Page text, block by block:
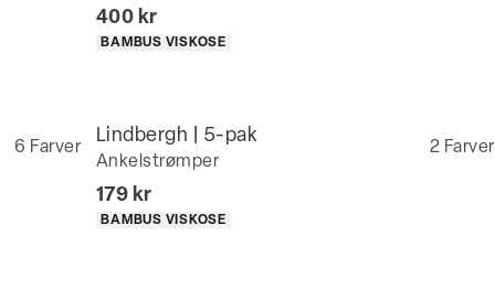
I alt (inkl. rabat)
400 kr
Produkt egenskaber
BAMBUS VISKOSE
6 Farver
Lindbergh | 5-pak
Ankelstrømper
2 Farver
I alt (inkl. rabat)
179 kr
Produkt egenskaber
BAMBUS VISKOSE